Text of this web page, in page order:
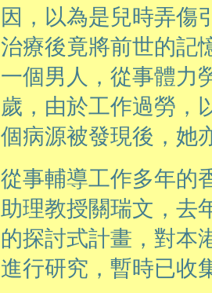
因，以為是兒時弄傷
治療後竟將前世的記
一個男人，從事體力
歲，由於工作過勞，
個病源被發現後，她
從事輔導工作多年的
助理教授關瑞文，去
的探討式計畫，對本
進行研究，暫時已收